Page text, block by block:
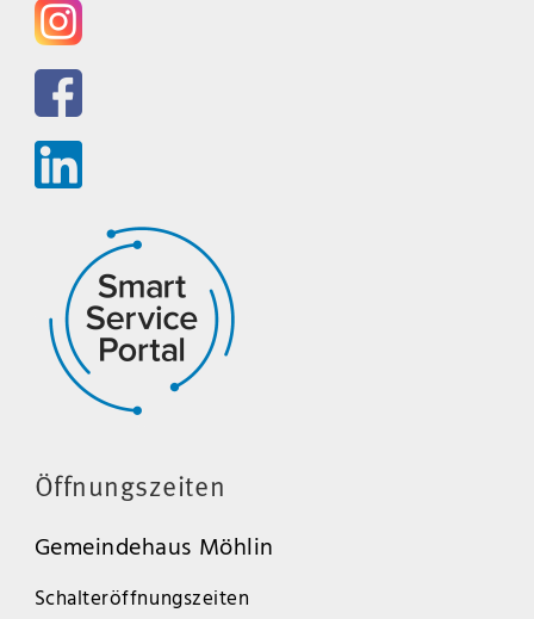
Öffnungszeiten
Gemeindehaus Möhlin
Schalteröffnungszeiten